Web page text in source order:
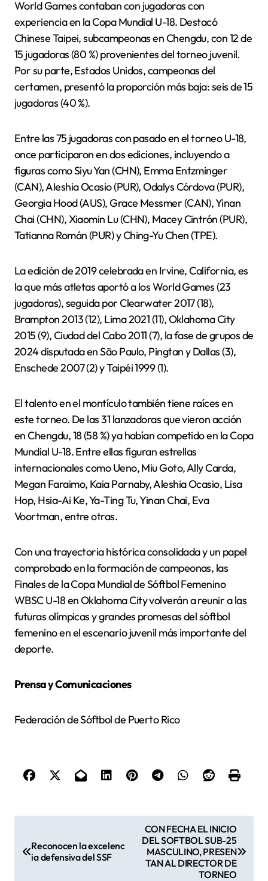
World Games contaban con jugadoras con
experiencia en la Copa Mundial U-18. Destacó
Chinese Taipei, subcampeonas en Chengdu, con 12 de
15 jugadoras (80 %) provenientes del torneo juvenil.
Por su parte, Estados Unidos, campeonas del
certamen, presentó la proporción más baja: seis de 15
jugadoras (40 %).
Entre las 75 jugadoras con pasado en el torneo U-18,
once participaron en dos ediciones, incluyendo a
figuras como Siyu Yan (CHN), Emma Entzminger
(CAN), Aleshia Ocasio (PUR), Odalys Córdova (PUR),
Georgia Hood (AUS), Grace Messmer (CAN), Yinan
Chai (CHN), Xiaomin Lu (CHN), Macey Cintrón (PUR),
Tatianna Román (PUR) y Ching-Yu Chen (TPE).
La edición de 2019 celebrada en Irvine, California, es
la que más atletas aportó a los World Games (23
jugadoras), seguida por Clearwater 2017 (18),
Brampton 2013 (12), Lima 2021 (11), Oklahoma City
2015 (9), Ciudad del Cabo 2011 (7), la fase de grupos de
2024 disputada en São Paulo, Pingtan y Dallas (3),
Enschede 2007 (2) y Taipéi 1999 (1).
El talento en el montículo también tiene raíces en
este torneo. De las 31 lanzadoras que vieron acción
en Chengdu, 18 (58 %) ya habían competido en la Copa
Mundial U-18. Entre ellas figuran estrellas
internacionales como Ueno, Miu Goto, Ally Carda,
Megan Faraimo, Kaia Parnaby, Aleshia Ocasio, Lisa
Hop, Hsia-Ai Ke, Ya-Ting Tu, Yinan Chai, Eva
Voortman, entre otras.
Con una trayectoria histórica consolidada y un papel
comprobado en la formación de campeonas, las
Finales de la Copa Mundial de Sóftbol Femenino
WBSC U-18 en Oklahoma City volverán a reunir a las
futuras olímpicas y grandes promesas del sóftbol
femenino en el escenario juvenil más importante del
deporte.
Prensa y Comunicaciones
Federación de Sóftbol de Puerto Rico
a Reconocen la excelenc
ia defensiva del SSF
CON FECHA EL INICIO
DEL SOFTBOL SUB-25
MASCULINO, PRESEN
TAN AL DIRECTOR DE
TORNEO